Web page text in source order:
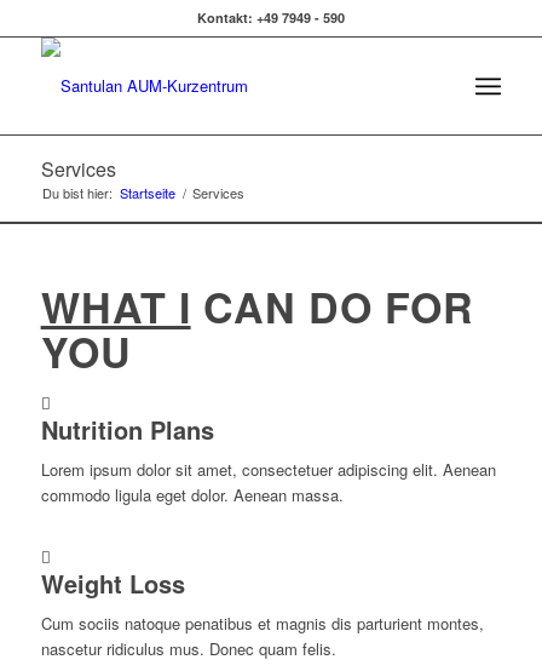
Kontakt: +49 7949 - 590
Services
Du bist hier: Startseite / Services
WHAT I CAN DO FOR
YOU
Nutrition Plans
Lorem ipsum dolor sit amet, consectetuer adipiscing elit. Aenean
commodo ligula eget dolor. Aenean massa.
Weight Loss
Cum sociis natoque penatibus et magnis dis parturient montes,
nascetur ridiculus mus. Donec quam felis.